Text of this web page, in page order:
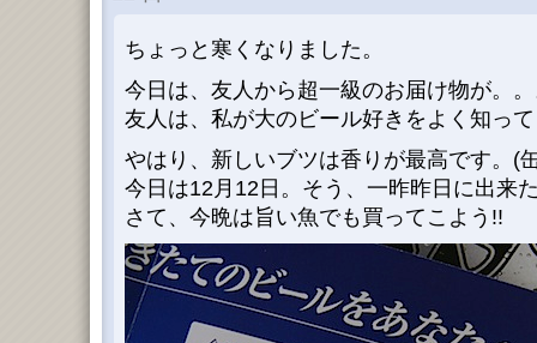
ちょっと寒くなりました。
今日は、友人から超一級のお届け物が。
友人は、私が大のビール好きをよく知っ
やはり、新しいブツは香りが最高です。(
今日は12月12日。そう、一昨昨日に出来
さて、今晩は旨い魚でも買ってこよう!!